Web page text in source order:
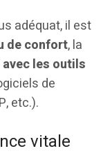
adéquat, il est
de confort, la
les outils
de
etc.).
vitale